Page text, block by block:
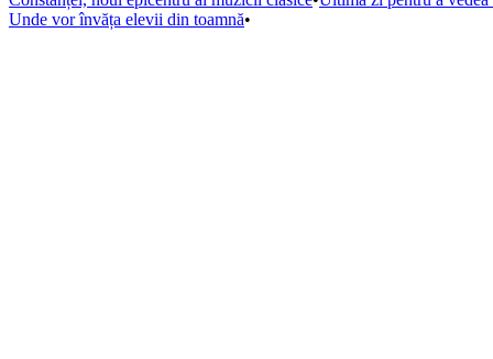
Unde vor învăța elevii din toamnă•